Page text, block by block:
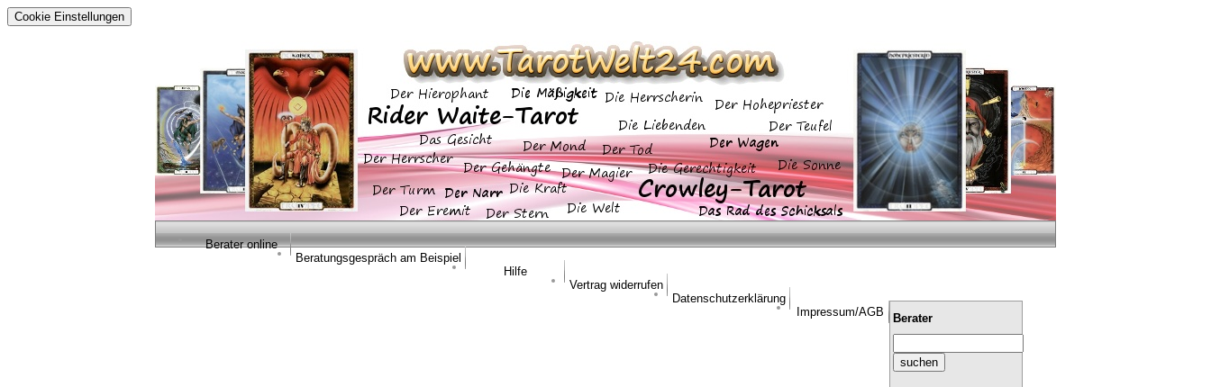
Cookie Einstellungen
Berater online
Beratungsgespräch am Beispiel
Hilfe
Vertrag widerrufen
Datenschutzerklärung
Impressum/AGB
Berater